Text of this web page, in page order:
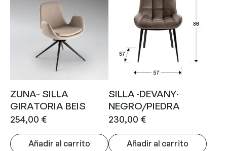
ZUNA- SILLA
GIRATORIA BEIS
254,00 €
Añadir al carrito
SILLA ·DEVANY·
NEGRO/PIEDRA
230,00 €
Añadir al carrito